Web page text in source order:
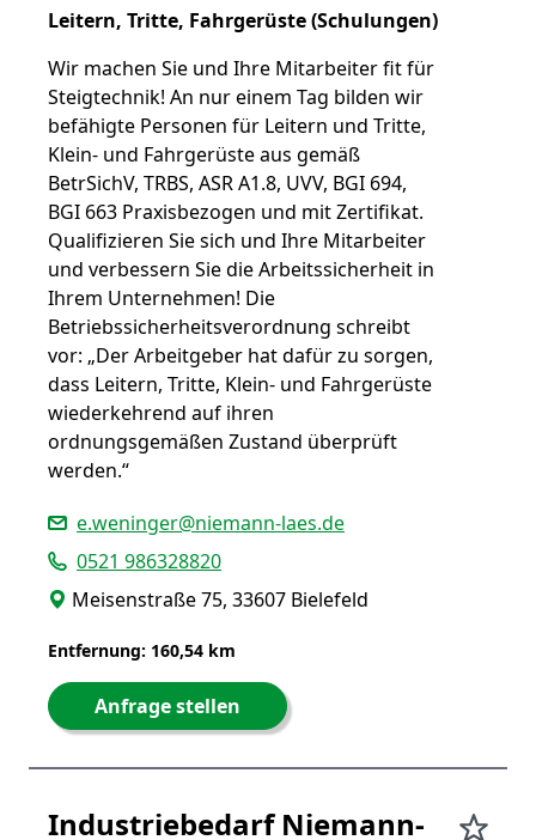
Leitern, Tritte, Fahrgerüste (Schulungen)
Wir machen Sie und Ihre Mitarbeiter fit für
Steigtechnik! An nur einem Tag bilden wir
befähigte Personen für Leitern und Tritte,
Klein- und Fahrgerüste aus gemäß
BetrSichV, TRBS, ASR A1.8, UVV, BGI 694,
BGI 663 Praxisbezogen und mit Zertifikat.
Qualifizieren Sie sich und Ihre Mitarbeiter
und verbessern Sie die Arbeitssicherheit in
Ihrem Unternehmen! Die
Betriebssicherheitsverordnung schreibt
vor: „Der Arbeitgeber hat dafür zu sorgen,
dass Leitern, Tritte, Klein- und Fahrgerüste
wiederkehrend auf ihren
ordnungsgemäßen Zustand überprüft
werden.“
e.weninger@niemann-laes.de
0521 986328820
Meisenstraße 75, 33607 Bielefeld
Entfernung: 160,54 km
Anfrage stellen
Industriebedarf Niemann-